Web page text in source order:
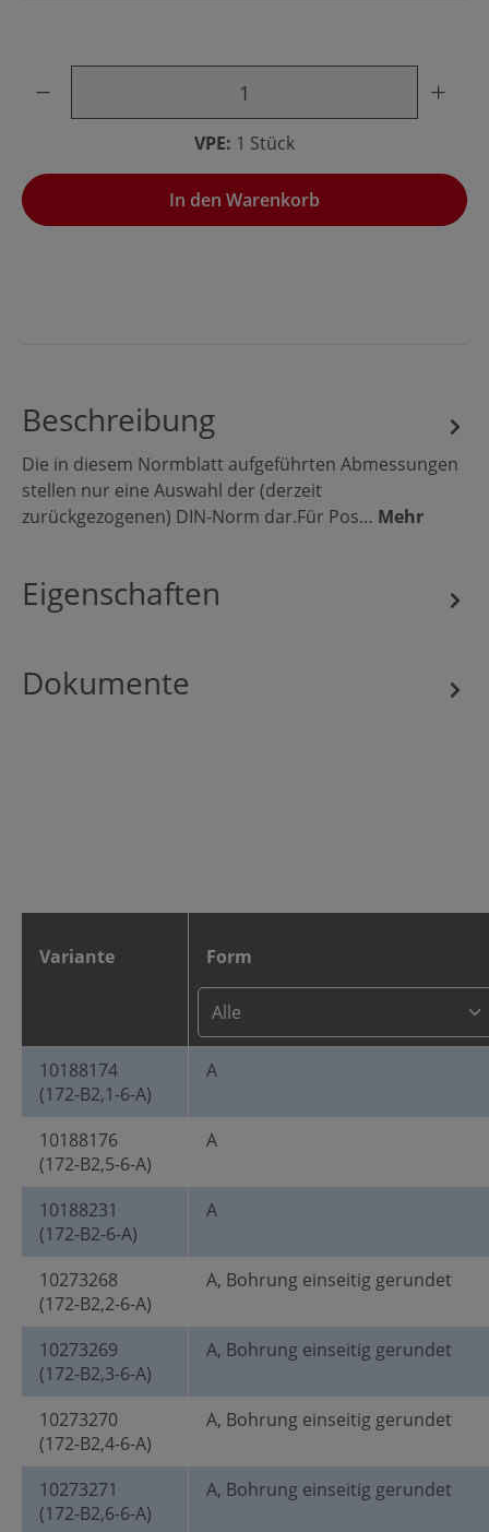
VPE: 1 Stück
In den Warenkorb
Beschreibung
Die in diesem Normblatt aufgeführten Abmessungen
stellen nur eine Auswahl der (derzeit
zurückgezogenen) DIN-Norm dar.Für Pos… Mehr
Eigenschaften
Dokumente
Variante Form
10188174
(172-B2,1-6-A)
A
10188176
(172-B2,5-6-A)
A
10188231
(172-B2-6-A)
A
10273268
(172-B2,2-6-A)
A, Bohrung einseitig gerundet
10273269
(172-B2,3-6-A)
A, Bohrung einseitig gerundet
10273270
(172-B2,4-6-A)
A, Bohrung einseitig gerundet
10273271
(172-B2,6-6-A)
A, Bohrung einseitig gerundet